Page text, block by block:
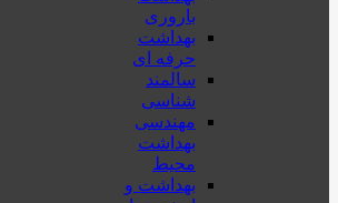
باروری
بهداشت
حرفه ای
سالمند
شناسی
مهندسی
بهداشت
محيط
بهداشت و